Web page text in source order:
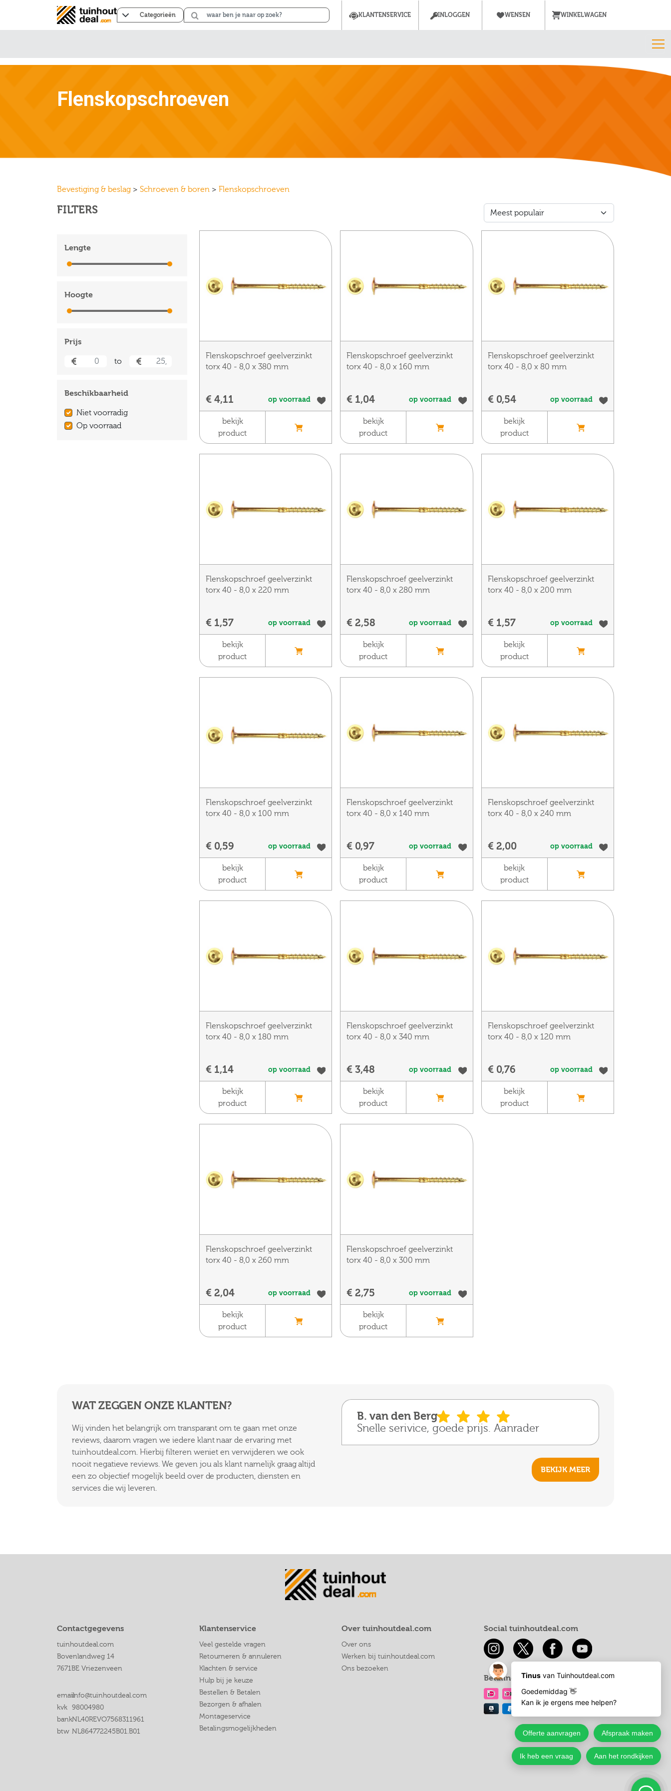
Categorieën KLANTENSERVICE INLOGGEN WENSEN WINKELWAGEN
Flenskopschroeven
Bevestiging & beslag > Schroeven & boren > Flenskopschroeven
FILTERS
Lengte
Hoogte
Prijs
to
Beschikbaarheid
Niet voorradig
Op voorraad
Flenskopschroef geelverzinkt
torx 40 - 8,0 x 380 mm
€ 4,11 op voorraad
bekijk
product
Flenskopschroef geelverzinkt
torx 40 - 8,0 x 160 mm
€ 1,04 op voorraad
bekijk
product
Flenskopschroef geelverzinkt
torx 40 - 8,0 x 80 mm
€ 0,54 op voorraad
bekijk
product
Flenskopschroef geelverzinkt
torx 40 - 8,0 x 220 mm
€ 1,57 op voorraad
bekijk
product
Flenskopschroef geelverzinkt
torx 40 - 8,0 x 280 mm
€ 2,58 op voorraad
bekijk
product
Flenskopschroef geelverzinkt
torx 40 - 8,0 x 200 mm
€ 1,57 op voorraad
bekijk
product
Flenskopschroef geelverzinkt
torx 40 - 8,0 x 100 mm
€ 0,59 op voorraad
bekijk
product
Flenskopschroef geelverzinkt
torx 40 - 8,0 x 140 mm
€ 0,97 op voorraad
bekijk
product
Flenskopschroef geelverzinkt
torx 40 - 8,0 x 240 mm
€ 2,00 op voorraad
bekijk
product
Flenskopschroef geelverzinkt
torx 40 - 8,0 x 180 mm
€ 1,14 op voorraad
bekijk
product
Flenskopschroef geelverzinkt
torx 40 - 8,0 x 340 mm
€ 3,48 op voorraad
bekijk
product
Flenskopschroef geelverzinkt
torx 40 - 8,0 x 120 mm
€ 0,76 op voorraad
bekijk
product
Flenskopschroef geelverzinkt
torx 40 - 8,0 x 260 mm
€ 2,04 op voorraad
bekijk
product
Flenskopschroef geelverzinkt
torx 40 - 8,0 x 300 mm
€ 2,75 op voorraad
bekijk
product
WAT ZEGGEN ONZE KLANTEN?
Wij vinden het belangrijk om transparant om te gaan met onze
reviews, daarom vragen we iedere klant naar de ervaring met
tuinhoutdeal.com. Hierbij filteren weniet en verwijderen we ook
nooit negatieve reviews. We geven jou als klant namelijk graag altijd
een zo objectief mogelijk beeld over de producten, diensten en
services die wij leveren.
B. van den Berg
Snelle serivice, goede prijs. Aanrader
BEKIJK MEER
Contactgegevens
tuinhoutdeal.com
Bovenlandweg 14
7671BE Vriezenveen
emailinfo@tuinhoutdeal.com
kvk 98004980
bankNL40REVO7568311961
btw NL864772245B01.B01
Klantenservice
Veel gestelde vragen
Retourneren & annuleren
Klachten & service
Hulp bij je keuze
Bestellen & Betalen
Bezorgen & afhalen
Montageservice
Betalingsmogelijkheden
Over tuinhoutdeal.com
Over ons
Werken bij tuinhoutdeal.com
Ons bezoeken
Social tuinhoutdeal.com
Betaling